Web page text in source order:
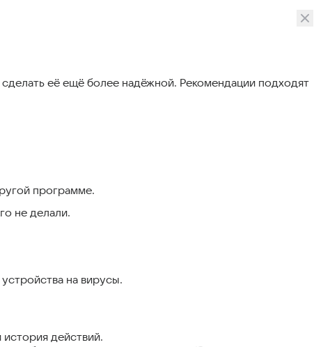
её ещё более надёжной. Рекомендации подходят
программе.
не делали.
на вирусы.
действий.